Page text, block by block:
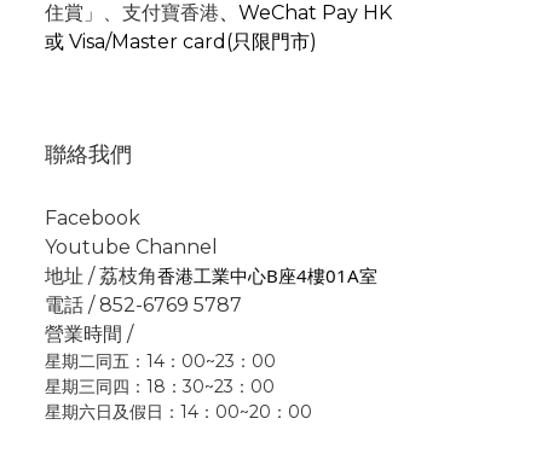
住賞」 、支付寶香港、 WeChat Pay HK
或 Visa/Master card(只限門市)
聯絡我們
Facebook
Youtube Channel
地址 / 荔枝角香港工業中心B座4樓01A室
電話 / 852-6769 5787
營業時間 /
星期二同五：14：00~23：00
星期三同四：18：30~23：00
星期六日及假日：14：00~20：00